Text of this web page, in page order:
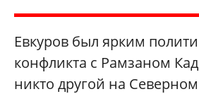
Евкуров был ярким
конфликта с Рамзаном
никто другой на